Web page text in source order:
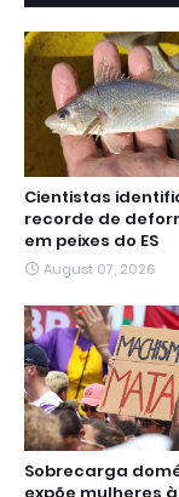
Cientistas
recorde de
em peixes do ES
August 07, 2026
Sobrecarga